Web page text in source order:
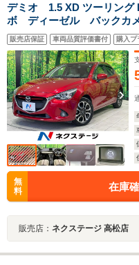
デミオ 1.5 XD ツーリング
ボ ディーゼル バックカ
ム 禁煙車 レザーシート
LEDヘッド ビルトイン
アルミ オートライト オー
販売店保証 車両品質評価書付 購入プ
無
料
在庫
販売店： ネクステージ 高松店